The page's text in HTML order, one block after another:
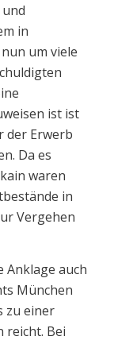
in
um viele
ist ist
der Erwerb
Da es
waren
in
Vergehen
Anklage auch
München
zu einer
reicht. Bei